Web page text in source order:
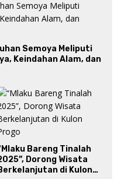
Semoya Meliputi
Keindahan Alam, dan
Bareng Tinalah
Dorong Wisata
di Kulon